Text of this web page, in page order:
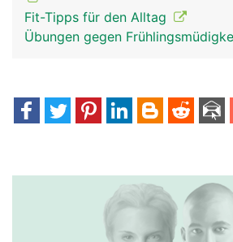
Fit-Tipps für den Alltag
Übungen gegen